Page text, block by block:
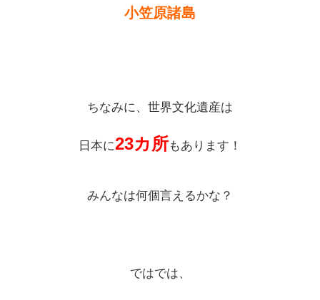
小笠原諸島
ちなみに、世界文化遺産は
日本に23カ所もあります！
みんなは何個言えるかな？
ではでは、